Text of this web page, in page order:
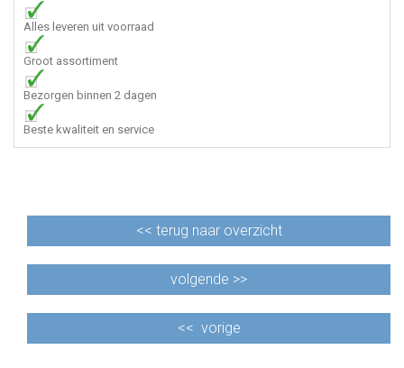
Alles leveren uit voorraad
Groot assortiment
Bezorgen binnen 2 dagen
Beste kwaliteit en service
<< terug naar overzicht
volgende >>
<< vorige